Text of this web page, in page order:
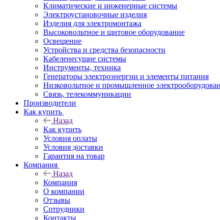
Климатические и инженерные системы
Электроустановочные изделия
Изделия для электромонтажа
Высоковольтное и щитовое оборудование
Освещение
Устройства и средства безопасности
Кабеленесущие системы
Инструменты, техника
Генераторы электроэнергии и элементы питания
Низковольтное и промышленное
Связь, телекоммуникации
Производители
Как купить
Назад
Как купить
Условия оплаты
Условия доставки
Гарантия на товар
Компания
Назад
Компания
О компании
Отзывы
Сотрудники
Контакты